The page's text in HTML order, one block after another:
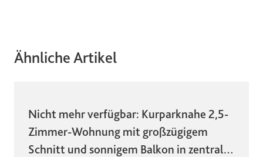
Ähnliche Artikel
Nicht mehr verfügbar: Kurparknahe 2,5-
Zimmer-Wohnung mit großzügigem
Schnitt und sonnigem Balkon in zentraler